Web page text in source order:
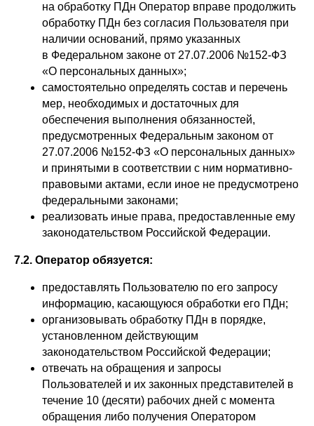
на обработку ПДн Оператор вправе продолжить
обработку ПДн без согласия Пользователя при
наличии оснований, прямо указанных
в Федеральном законе от 27.07.2006 №152-ФЗ
«О персональных данных»;
самостоятельно определять состав и перечень
мер, необходимых и достаточных для
обеспечения выполнения обязанностей,
предусмотренных Федеральным законом от
27.07.2006 №152-ФЗ «О персональных данных»
и принятыми в соответствии с ним нормативно-
правовыми актами, если иное не предусмотрено
федеральными законами;
реализовать иные права, предоставленные ему
законодательством Российской Федерации.
7.2. Оператор обязуется:
предоставлять Пользователю по его запросу
информацию, касающуюся обработки его ПДн;
организовывать обработку ПДн в порядке,
установленном действующим
законодательством Российской Федерации;
отвечать на обращения и запросы
Пользователей и их законных представителей в
течение 10 (десяти) рабочих дней с момента
обращения либо получения Оператором